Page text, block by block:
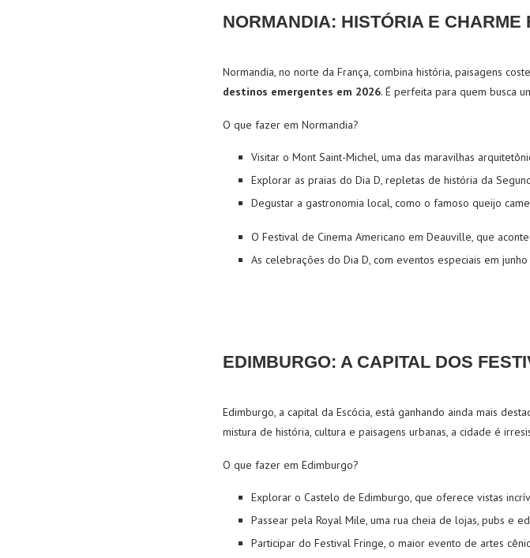
NORMANDIA: HISTÓRIA E CHARME
Normandia, no norte da França, combina história, paisagens
destinos emergentes em 2026. É perfeita para quem busca
O que fazer em Normandia?
Visitar o Mont Saint-Michel, uma das maravilhas
Explorar as praias do Dia D, repletas de história da
Degustar a gastronomia local, como o famoso queijo
O Festival de Cinema Americano em Deauville, que
As celebrações do Dia D, com eventos especiais em
EDIMBURGO: A CAPITAL DOS
Edimburgo, a capital da Escócia, está ganhando ainda mais
mistura de história, cultura e paisagens urbanas, a cidade é
O que fazer em Edimburgo?
Explorar o Castelo de Edimburgo, que oferece vistas
Passear pela Royal Mile, uma rua cheia de lojas, pubs e
Participar do Festival Fringe, o maior evento de artes